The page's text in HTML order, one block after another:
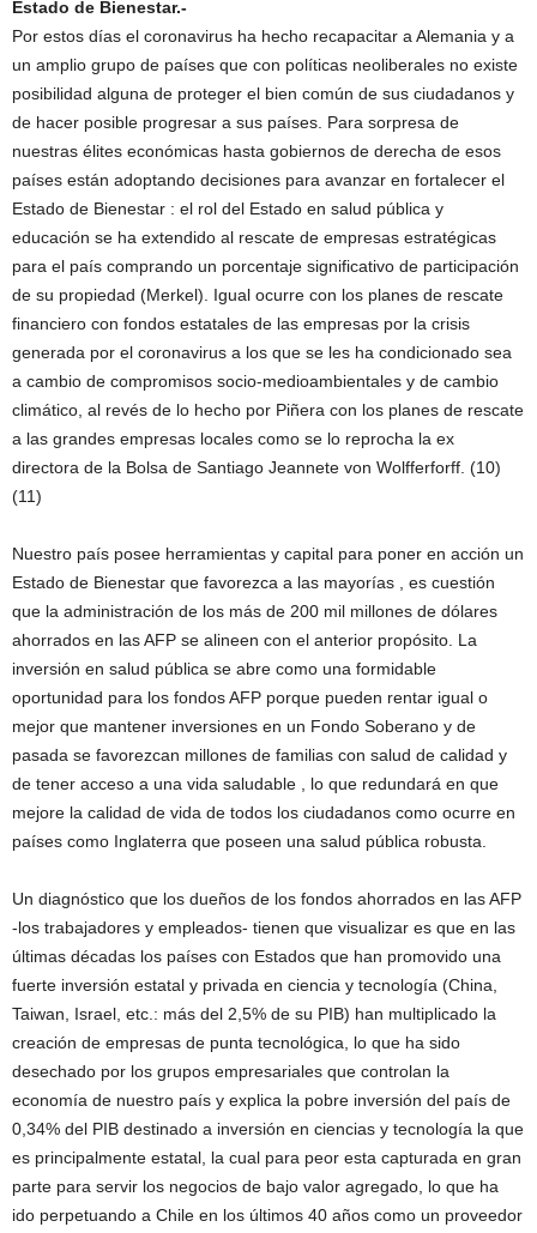
Estado de Bienestar.-
Por estos días el coronavirus ha hecho recapacitar a Alemania y a
un amplio grupo de países que con políticas neoliberales no existe
posibilidad alguna de proteger el bien común de sus ciudadanos y
de hacer posible progresar a sus países. Para sorpresa de
nuestras élites económicas hasta gobiernos de derecha de esos
países están adoptando decisiones para avanzar en fortalecer el
Estado de Bienestar : el rol del Estado en salud pública y
educación se ha extendido al rescate de empresas estratégicas
para el país comprando un porcentaje significativo de participación
de su propiedad (Merkel). Igual ocurre con los planes de rescate
financiero con fondos estatales de las empresas por la crisis
generada por el coronavirus a los que se les ha condicionado sea
a cambio de compromisos socio-medioambientales y de cambio
climático, al revés de lo hecho por Piñera con los planes de rescate
a las grandes empresas locales como se lo reprocha la ex
directora de la Bolsa de Santiago Jeannete von Wolfferforff. (10)
(11)
Nuestro país posee herramientas y capital para poner en acción un
Estado de Bienestar que favorezca a las mayorías , es cuestión
que la administración de los más de 200 mil millones de dólares
ahorrados en las AFP se alineen con el anterior propósito. La
inversión en salud pública se abre como una formidable
oportunidad para los fondos AFP porque pueden rentar igual o
mejor que mantener inversiones en un Fondo Soberano y de
pasada se favorezcan millones de familias con salud de calidad y
de tener acceso a una vida saludable , lo que redundará en que
mejore la calidad de vida de todos los ciudadanos como ocurre en
países como Inglaterra que poseen una salud pública robusta.
Un diagnóstico que los dueños de los fondos ahorrados en las AFP
-los trabajadores y empleados- tienen que visualizar es que en las
últimas décadas los países con Estados que han promovido una
fuerte inversión estatal y privada en ciencia y tecnología (China,
Taiwan, Israel, etc.: más del 2,5% de su PIB) han multiplicado la
creación de empresas de punta tecnológica, lo que ha sido
desechado por los grupos empresariales que controlan la
economía de nuestro país y explica la pobre inversión del país de
0,34% del PIB destinado a inversión en ciencias y tecnología la que
es principalmente estatal, la cual para peor esta capturada en gran
parte para servir los negocios de bajo valor agregado, lo que ha
ido perpetuando a Chile en los últimos 40 años como un proveedor